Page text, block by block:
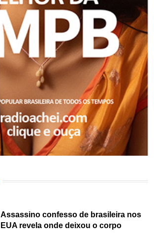
Assassino confesso de brasileira nos
EUA revela onde deixou o corpo